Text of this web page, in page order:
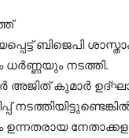
ബിജെപി
ധർണ്ണയും നടത്തി.
അജിത് കുമാർ
നേതാക്കളും